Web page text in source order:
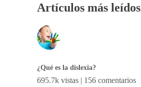
Artículos más leídos
¿Qué es la dislexia?
695.7k vistas | 156 comentarios